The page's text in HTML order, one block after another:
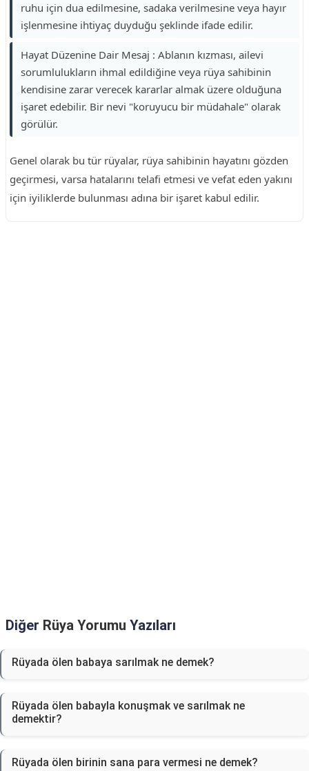
ruhu için dua edilmesine, sadaka verilmesine veya hayır
işlenmesine ihtiyaç duyduğu şeklinde ifade edilir.
Hayat Düzenine Dair Mesaj : Ablanın kızması, ailevi
sorumlulukların ihmal edildiğine veya rüya sahibinin
kendisine zarar verecek kararlar almak üzere olduğuna
işaret edebilir. Bir nevi "koruyucu bir müdahale" olarak
görülür.
Genel olarak bu tür rüyalar, rüya sahibinin hayatını gözden
geçirmesi, varsa hatalarını telafi etmesi ve vefat eden yakını
için iyiliklerde bulunması adına bir işaret kabul edilir.
Diğer Rüya Yorumu Yazıları
Rüyada ölen babaya sarılmak ne demek?
Rüyada ölen babayla konuşmak ve sarılmak ne
demektir?
Rüyada ölen birinin sana para vermesi ne demek?